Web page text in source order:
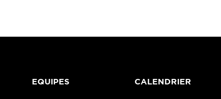
EQUIPES CALENDRIER